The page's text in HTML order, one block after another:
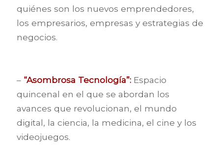
quiénes son los nuevos emprendedores,
los empresarios, empresas y estrategias de
negocios.
–“Asombrosa Tecnología”:Espacio
quincenal en el que se abordan los
avances que revolucionan, el mundo
digital, la ciencia, la medicina, el cine y los
videojuegos.